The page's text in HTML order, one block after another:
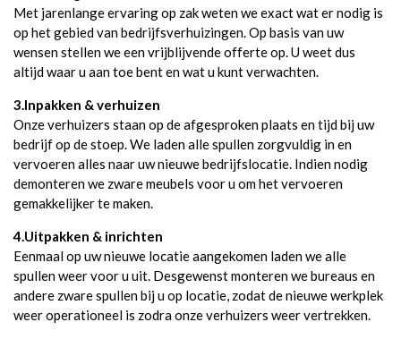
Met jarenlange ervaring op zak weten we exact wat er nodig is
op het gebied van bedrijfsverhuizingen. Op basis van uw
wensen stellen we een vrijblijvende offerte op. U weet dus
altijd waar u aan toe bent en wat u kunt verwachten.
3.Inpakken & verhuizen
Onze verhuizers staan op de afgesproken plaats en tijd bij uw
bedrijf op de stoep. We laden alle spullen zorgvuldig in en
vervoeren alles naar uw nieuwe bedrijfslocatie. Indien nodig
demonteren we zware meubels voor u om het vervoeren
gemakkelijker te maken.
4.Uitpakken & inrichten
Eenmaal op uw nieuwe locatie aangekomen laden we alle
spullen weer voor u uit. Desgewenst monteren we bureaus en
andere zware spullen bij u op locatie, zodat de nieuwe werkplek
weer operationeel is zodra onze verhuizers weer vertrekken.